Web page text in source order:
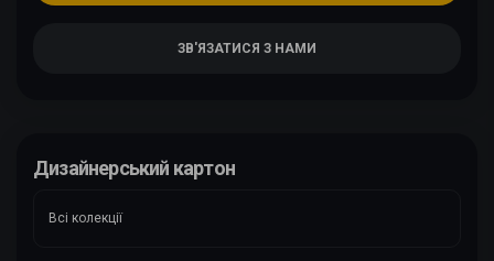
ЗВ'ЯЗАТИСЯ З НАМИ
Дизайнерський картон